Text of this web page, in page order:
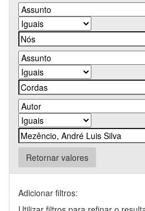
Retornar valores
Adicionar filtros: